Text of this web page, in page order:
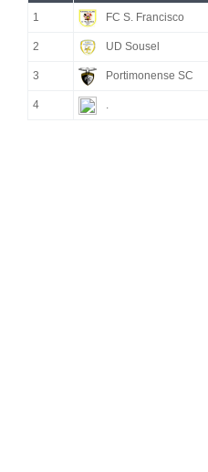
1 FC S. Francisco
2 UD Sousel
3 Portimonense SC
4 .